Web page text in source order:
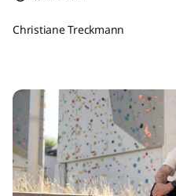
Christiane Treckmann